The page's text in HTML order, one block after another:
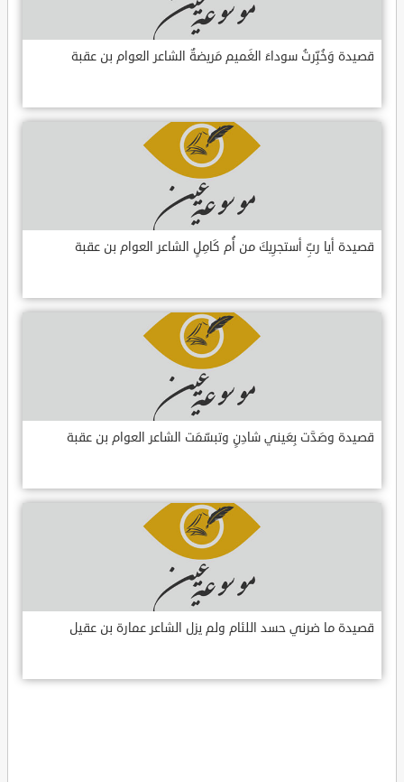
قصيدة وَخُبِّرتُ سوداءَ الغَميم مَريضةٌ الشاعر العوام بن عقبة
قصيدة أيا ربِّ أستجرِيكَ من أُم كَامِلٍ الشاعر العوام بن عقبة
قصيدة وصَدَّت بِعَيني شادِنٍ وتبسّمَت الشاعر العوام بن عقبة
قصيدة ما ضرني حسد اللئام ولم يزل الشاعر عمارة بن عقيل